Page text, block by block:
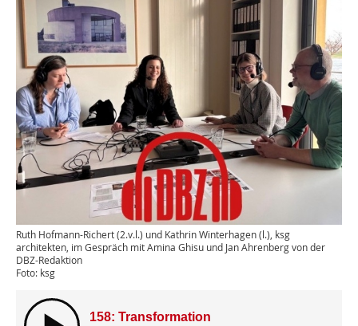
Ruth Hofmann-Richert (2.v.l.) und Kathrin Winterhagen (l.), ksg
architekten, im Gespräch mit Amina Ghisu und Jan Ahrenberg von der
DBZ-Redaktion
Foto: ksg